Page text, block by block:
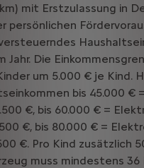
mit Erstzulassung in
persönlichen
Jahr. Die
um 5.000 € je Kind.
bis 45.000 €
€, bis 60.000 € =
€, bis 80.000 € =
€. Pro Kind zusätzlich
muss mindestens